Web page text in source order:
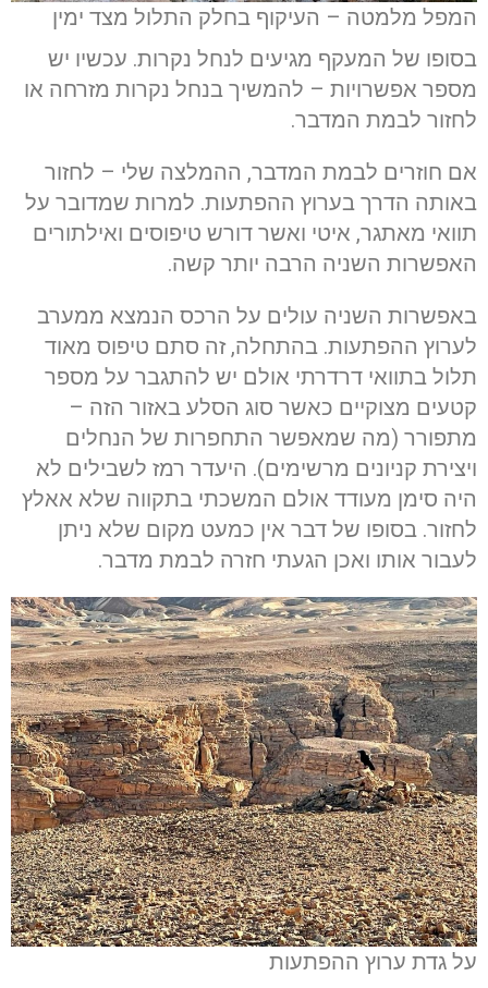
המפל מלמטה – העיקוף בחלק התלול מצד ימין
בסופו של המעקף מגיעים לנחל נקרות. עכשיו יש
מספר אפשרויות – להמשיך בנחל נקרות מזרחה או
לחזור לבמת המדבר.
אם חוזרים לבמת המדבר, ההמלצה שלי – לחזור
באותה הדרך בערוץ ההפתעות. למרות שמדובר על
תוואי מאתגר, איטי ואשר דורש טיפוסים ואילתורים
האפשרות השניה הרבה יותר קשה.
באפשרות השניה עולים על הרכס הנמצא ממערב
לערוץ ההפתעות. בהתחלה, זה סתם טיפוס מאוד
תלול בתוואי דרדרתי אולם יש להתגבר על מספר
קטעים מצוקיים כאשר סוג הסלע באזור הזה –
מתפורר (מה שמאפשר התחפרות של הנחלים
ויצירת קניונים מרשימים). היעדר רמז לשבילים לא
היה סימן מעודד אולם המשכתי בתקווה שלא אאלץ
לחזור. בסופו של דבר אין כמעט מקום שלא ניתן
לעבור אותו ואכן הגעתי חזרה לבמת מדבר.
על גדת ערוץ ההפתעות